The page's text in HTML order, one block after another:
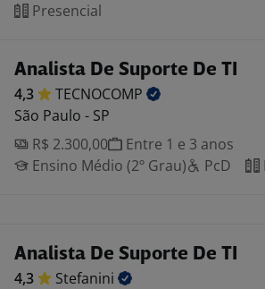
Presencial
Analista De Suporte De TI
4,3
TECNOCOMP
São Paulo - SP
R$ 2.300,00
Entre 1 e 3 anos
Ensino Médio (2º Grau)
PcD
Analista De Suporte De TI
4,3
Stefanini